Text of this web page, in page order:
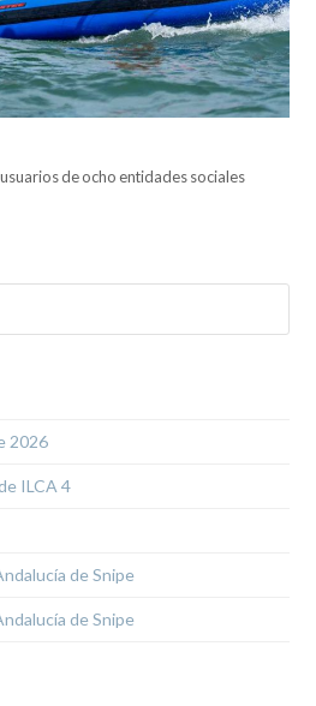
de ocho entidades sociales
2026
ILCA 4
de Snipe
de Snipe